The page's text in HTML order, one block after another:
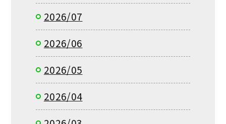
2026/07
2026/06
2026/05
2026/04